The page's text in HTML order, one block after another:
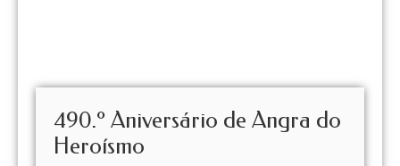
490.º Aniversário de Angra do
Heroísmo